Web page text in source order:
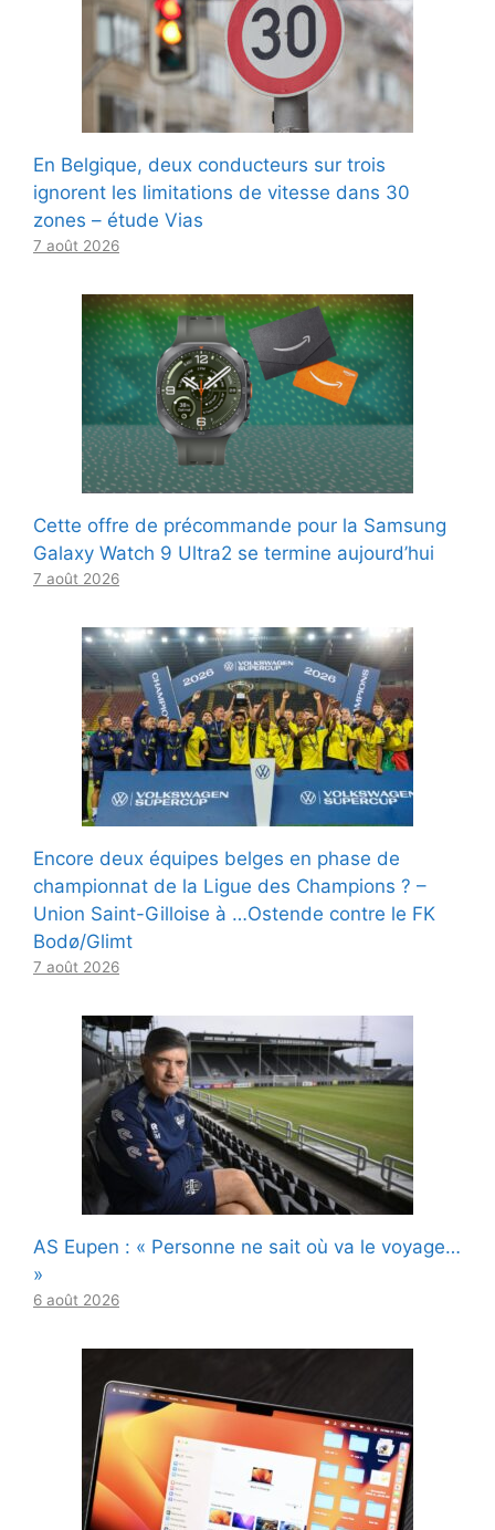
En Belgique, deux conducteurs sur trois
ignorent les limitations de vitesse dans 30
zones – étude Vias
7 août 2026
Cette offre de précommande pour la Samsung
Galaxy Watch 9 Ultra2 se termine aujourd’hui
7 août 2026
Encore deux équipes belges en phase de
championnat de la Ligue des Champions ? –
Union Saint-Gilloise à …Ostende contre le FK
Bodø/Glimt
7 août 2026
AS Eupen : « Personne ne sait où va le voyage…
»
6 août 2026